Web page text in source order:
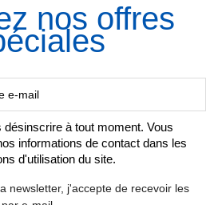
nos offres
à tout moment. Vous
informations de contact dans les
d'utilisation du site.
newsletter, j'accepte de recevoir les